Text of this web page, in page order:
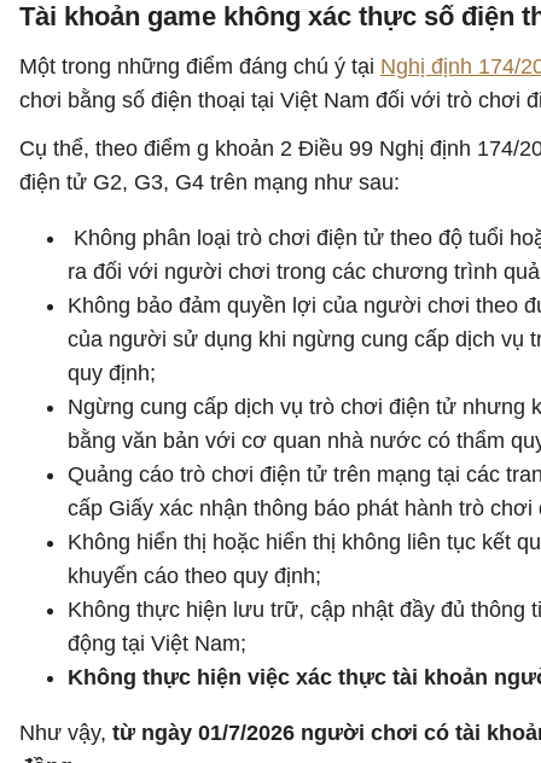
Tài khoản game không xác thực số điện
Một trong những điểm đáng chú ý tại Nghị định 174/
chơi bằng số điện thoại tại Việt Nam đối với trò chơi
Cụ thể, theo điểm g khoản 2 Điều 99 Nghị định 174/
điện tử G2, G3, G4 trên mạng như sau:
Không phân loại trò chơi điện tử theo độ tuổi
ra đối với người chơi trong các chương trình
Không bảo đảm quyền lợi của người chơi theo
của người sử dụng khi ngừng cung cấp dịch vụ
quy định;
Ngừng cung cấp dịch vụ trò chơi điện tử nhưng
bằng văn bản với cơ quan nhà nước có thẩm
Quảng cáo trò chơi điện tử trên mạng tại các
cấp Giấy xác nhận thông báo phát hành trò
Không hiển thị hoặc hiển thị không liên tục kết
khuyến cáo theo quy định;
Không thực hiện lưu trữ, cập nhật đầy đủ thông
động tại Việt Nam;
Không thực hiện việc xác thực tài khoản
Như vậy, từ ngày 01/7/2026 người chơi có tài